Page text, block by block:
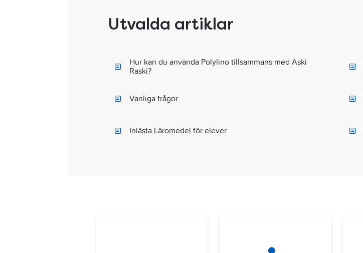
Utvalda artiklar
Hur kan du använda Polylino tillsammans med Aski
Raski?
Vanliga frågor
Inlästa Läromedel för elever